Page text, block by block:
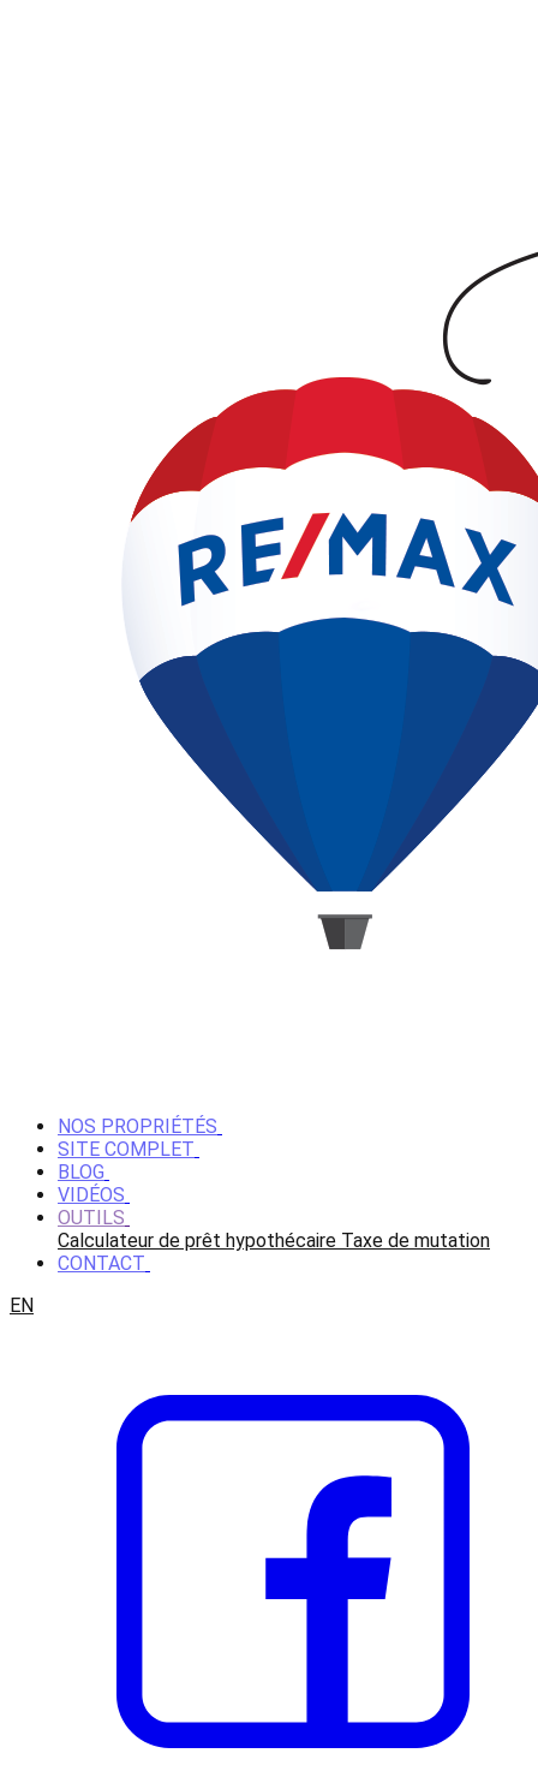
NOS PROPRIÉTÉS
SITE COMPLET
BLOG
VIDÉOS
OUTILS
Calculateur de prêt hypothécaire Taxe de mutation
CONTACT
EN